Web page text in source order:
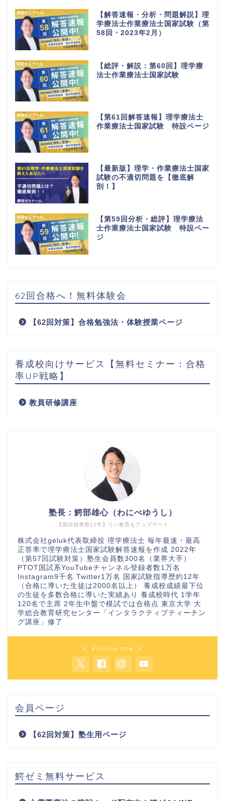
【解答速報・分析・問題解説】理
学療法士作業療法士国家試験（第
58回・2023年2月）
【総評・解説：第60回】理学療
法士作業療法士国家試験
【第61回解答速報】理学療法士
作業療法士国家試験 特設ページ
【最新版】理学・作業療法士国家
試験の不適切問題を【徹底解
剖！】
【第59回分析・総評】理学療法
士作業療法士国家試験 特設ペー
ジ
62回合格へ！無料体験会
【62回対策】合格勉強法・体験授業ページ
養成校向けサービス【無料セミナー：合格
率UP戦略】
教員研修講座
【国試指導歴12年】リハ教育をアップデート
塾長：鰐部雄心（わにべゆうし）
株式会社geluk代表取締役 理学療法士 毎年最速・最高
正答率で理学療法士国家試験解答速報を作成 2022年
（第57回試験対策）塾生会員数300名（業界大手）
PTOT国試系YouTubeチャンネル登録者数1万名
Instagram9千名 Twitter1万名 国家試験指導歴約12年
（合格に導いた生徒は2000名以上） 養成校成績最下位
の生徒を多数合格に導いた実績あり 養成校時代 1学年
120名で主席 2年生中盤で模試では合格点 東京大学 大
学総合教育研究センター「インタラクティブティーチン
グ講座」修了
＼ Follow me ／
会員ページ
【62回対策】塾生用ページ
鰐ゼミ無料サービス